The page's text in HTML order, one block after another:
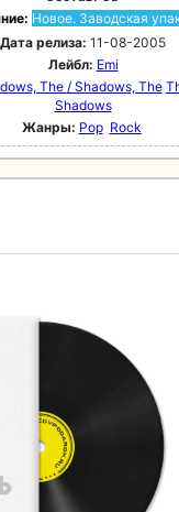
Новое. Заводская
Дата релиза: 11-08-2005
Лейбл: Emi
The / Shadows, The
Shadows
Жанры: Pop Rock